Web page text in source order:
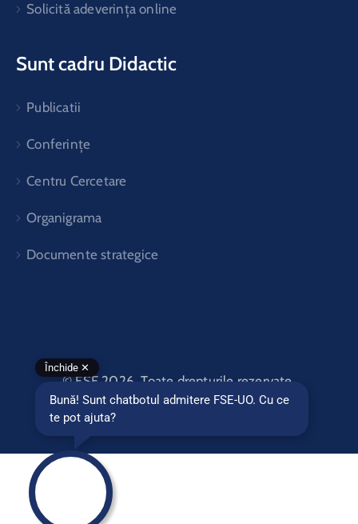
Solicită adeverința online
Sunt cadru Didactic
Publicatii
Conferințe
Centru Cercetare
Organigrama
Documente strategice
© FSE 2026. Toate drepturile rezervate.
Made with
by BOLD Agency